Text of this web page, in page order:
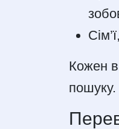
Кожен
пошуку.